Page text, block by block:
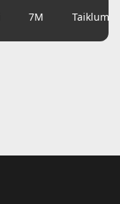
7M Taiklumas